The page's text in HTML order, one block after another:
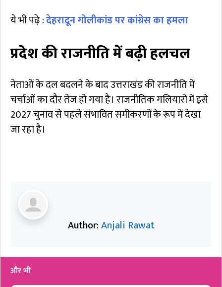
ये भी पढ़े :देहरादून गोलीकांड पर कांग्रेस का हमला
प्रदेश की राजनीति में बढ़ी हलचल
नेताओं के दल बदलने के बाद उत्तराखंड की राजनीति में
चर्चाओं का दौर तेज हो गया है। राजनीतिक गलियारों में इसे
2027 चुनाव से पहले संभावित समीकरणों के रूप में देखा
जा रहा है।
Author:Anjali Rawat
और भी